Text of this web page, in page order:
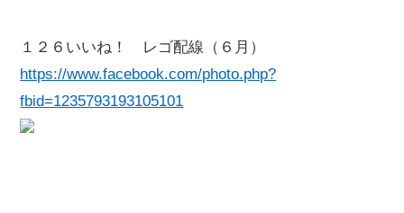
１２６いいね！ レゴ配線（６月）
https://www.facebook.com/photo.php?
fbid=1235793193105101